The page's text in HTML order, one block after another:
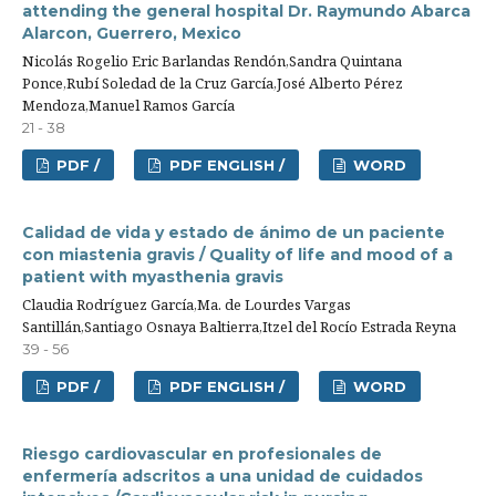
attending the general hospital Dr. Raymundo Abarca
Alarcon, Guerrero, Mexico
Nicolás Rogelio Eric Barlandas Rendón,Sandra Quintana
Ponce,Rubí Soledad de la Cruz García,José Alberto Pérez
Mendoza,Manuel Ramos García
21 - 38
PDF / PDF ENGLISH / WORD
Calidad de vida y estado de ánimo de un paciente
con miastenia gravis / Quality of life and mood of a
patient with myasthenia gravis
Claudia Rodríguez García,Ma. de Lourdes Vargas
Santillán,Santiago Osnaya Baltierra,Itzel del Rocío Estrada Reyna
39 - 56
PDF / PDF ENGLISH / WORD
Riesgo cardiovascular en profesionales de
enfermería adscritos a una unidad de cuidados